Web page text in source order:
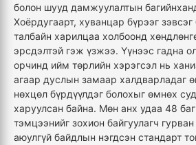
болон шууд дамжуулалтын
Хоёрдугаарт, хуванцар бүрээг зэвсэг
талбайн харилцаа холбоонд
эрсдэлтэй гэж үзжээ. Үүнээс гадна
орчинд ийм төрлийн хэрэгсэл нь
агаар дуслын замаар халдварладаг
нөхцөл бүрдүүлдэг болохыг өмнөх
харуулсан байна. Мөн анх удаа 48
тэмцээнийг зохион байгуулагч
аюулгүй байдлын нэгдсэн стандарт